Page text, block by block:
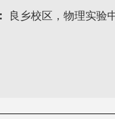
良乡校区，物理实验